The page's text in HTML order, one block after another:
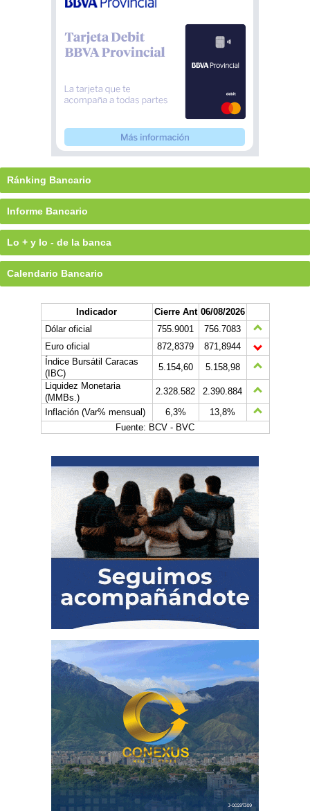
Ránking Bancario
Informe Bancario
Lo + y lo - de la banca
Calendario Bancario
Indicador Cierre Ant 06/08/2026
Dólar oficial
755.9001
756.7083
Euro oficial
872,8379
871,8944
Índice Bursátil Caracas
(IBC)
5.154,60
5.158,98
Liquidez Monetaria
(MMBs.)
2.328.582
2.390.884
Inflación (Var% mensual)
6,3%
13,8%
Fuente: BCV - BVC